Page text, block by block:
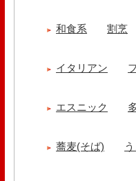
和食系 割烹
イタリアン
エスニック
蕎麦(そば)